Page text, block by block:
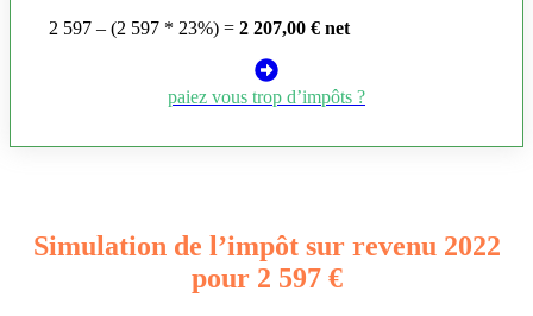
2 597 – (2 597 * 23%) = 2 207,00 € net
paiez vous trop d’impôts ?
Simulation de l’impôt sur revenu 2022
pour 2 597 €